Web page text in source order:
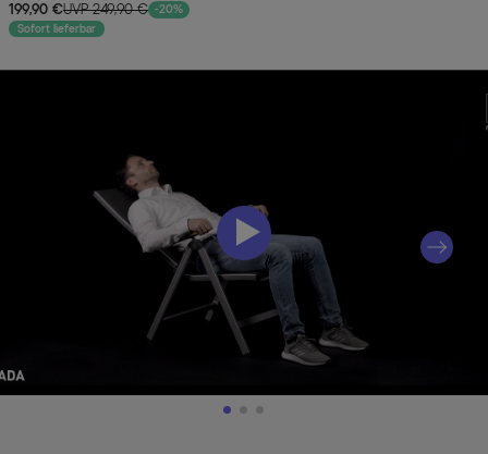
199,90 €UVP 249,90 € -20%
Sofort lieferbar